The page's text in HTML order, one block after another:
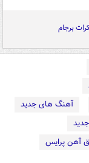
برجام
آهنگ های جدید
آهن پرایس